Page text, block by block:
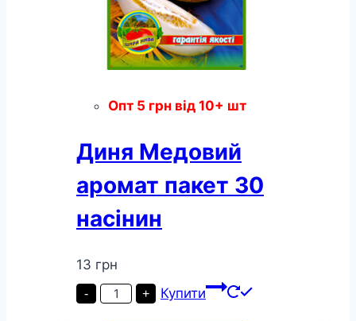
Опт 5 грн від 10+ шт
Диня Медовий
аромат пакет 30
насінин
13 грн
-
Диня
Медовий
+ Купити